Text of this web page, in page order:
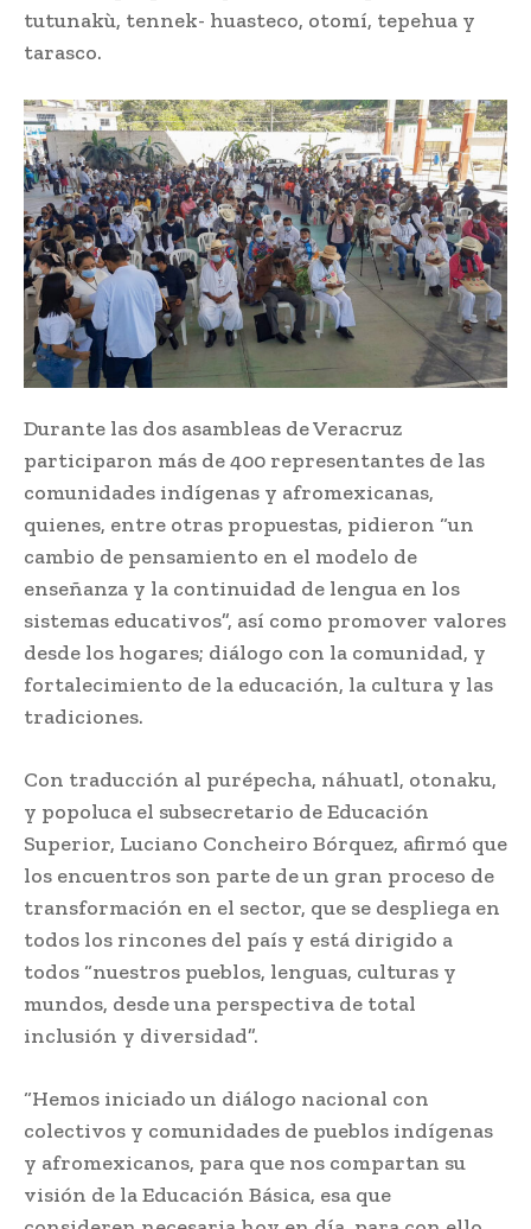
tutunakù, tennek- huasteco, otomí, tepehua y
tarasco.
Durante las dos asambleas de Veracruz
participaron más de 400 representantes de las
comunidades indígenas y afromexicanas,
quienes, entre otras propuestas, pidieron “un
cambio de pensamiento en el modelo de
enseñanza y la continuidad de lengua en los
sistemas educativos”, así como promover valores
desde los hogares; diálogo con la comunidad, y
fortalecimiento de la educación, la cultura y las
tradiciones.
Con traducción al purépecha, náhuatl, otonaku,
y popoluca el subsecretario de Educación
Superior, Luciano Concheiro Bórquez, afirmó que
los encuentros son parte de un gran proceso de
transformación en el sector, que se despliega en
todos los rincones del país y está dirigido a
todos “nuestros pueblos, lenguas, culturas y
mundos, desde una perspectiva de total
inclusión y diversidad”.
“Hemos iniciado un diálogo nacional con
colectivos y comunidades de pueblos indígenas
y afromexicanos, para que nos compartan su
visión de la Educación Básica, esa que